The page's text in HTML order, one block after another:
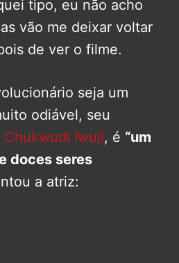
tipo, eu não acho
vão me deixar voltar
de ver o filme.
seja um
odiável, seu
Chukwudi Iwuji, é “um
doces seres
a atriz: